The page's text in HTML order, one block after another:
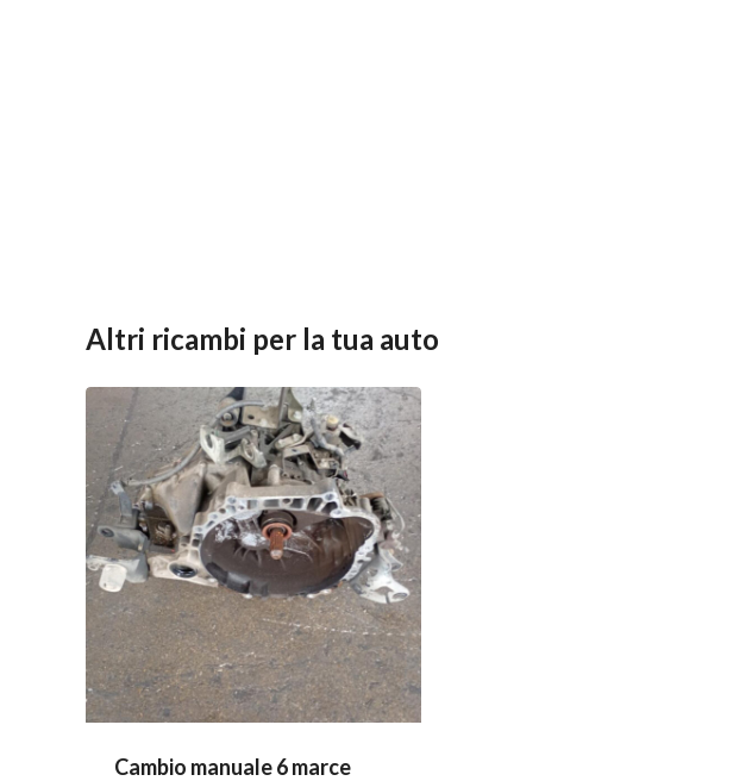
Altri ricambi per la tua auto
Cambio manuale 6 marce